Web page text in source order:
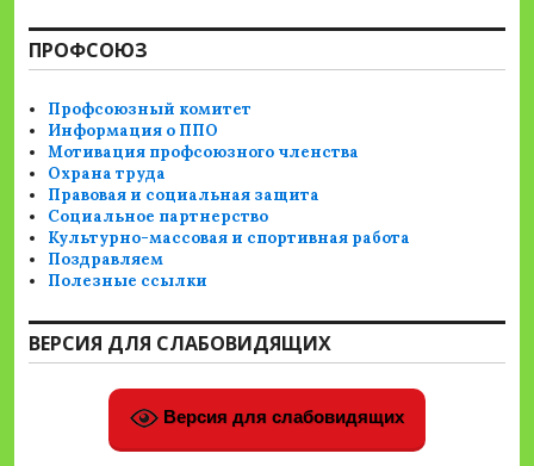
ПРОФСОЮЗ
Профсоюзный комитет
Информация о ППО
Мотивация профсоюзного членства
Охрана труда
Правовая и социальная защита
Социальное партнерство
Культурно-массовая и спортивная работа
Поздравляем
Полезные ссылки
ВЕРСИЯ ДЛЯ СЛАБОВИДЯЩИХ
Версия для слабовидящих